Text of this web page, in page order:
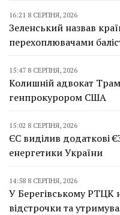
16:21 8 СЕРПНЯ, 2026
Зеленський назвав
перехоплювачами
15:47 8 СЕРПНЯ, 2026
Колишній адвокат
генпрокурором США
15:02 8 СЕРПНЯ, 2026
ЄС виділив додаткові
енергетики України
14:58 8 СЕРПНЯ, 2026
У Берегівському РТЦК
відстрочки та